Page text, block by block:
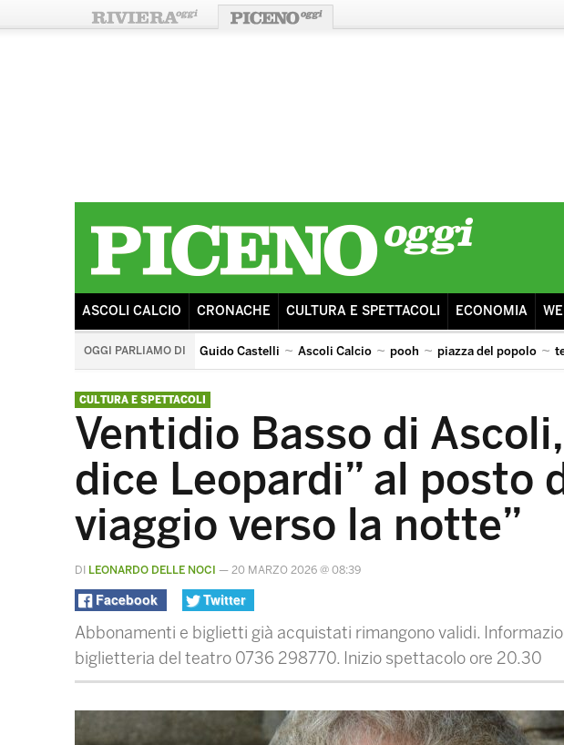
ASCOLI CALCIO CRONACHE CULTURA E SPETTACOLI ECONOMIA
OGGI PARLIAMO DI Guido Castelli Ascoli Calcio pooh piazza del popolo
ricostruzione sisma
CULTURA E SPETTACOLI
Ventidio Basso di
dice Leopardi” al posto
viaggio verso la notte”
DI LEONARDO DELLE NOCI — 20 MARZO 2026 @ 08:39
Facebook Twitter
Abbonamenti e biglietti già acquistati rimangono validi.
biglietteria del teatro 0736 298770. Inizio spettacolo ore 20.30